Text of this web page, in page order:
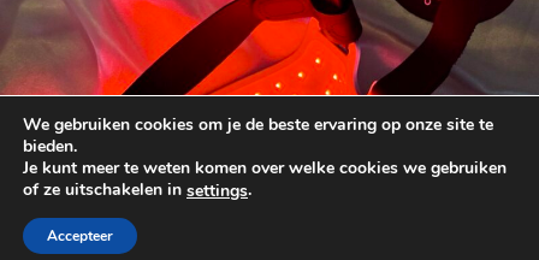
Dit is HET moment …
We gebruiken cookies om je de beste ervaring op onze site te
bieden.
Je kunt meer te weten komen over welke cookies we gebruiken
of ze uitschakelen in settings.
Accepteer